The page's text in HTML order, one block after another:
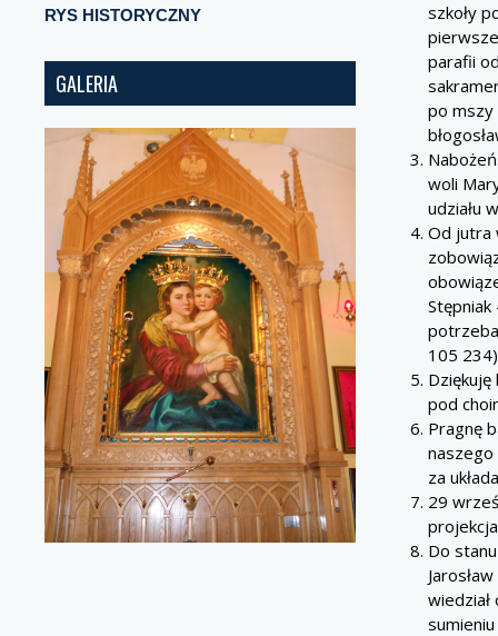
RYS HISTORYCZNY
GALERIA
szkoły
parafii
po mszy
woli
udziału
Od jutra
105
pod
Pragnę
naszego
za
29
Do